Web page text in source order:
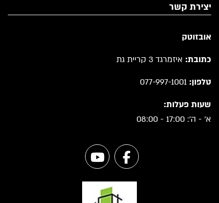
יצירת קשר
אובזוטק
כתובת: איזמרגד 3 קריית גת
טלפון: 077-997-1001
שעות פעלות:
א' - ה': 17:00 - 08:00